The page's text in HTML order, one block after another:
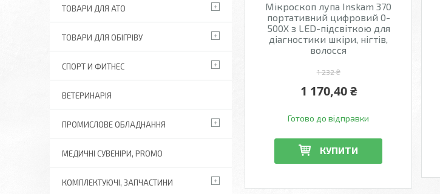
Мікроскоп лупа Inskam 370
портативний цифровий 0-
500X з LED-підсвіткою для
діагностики шкіри, нігтів,
волосся
1 232 ₴
1 170,40 ₴
Готово до відправки
КУПИТИ
ТОВАРИ ДЛЯ АТО
ТОВАРИ ДЛЯ ОБІГРІВУ
СПОРТ И ФИТНЕС
ВЕТЕРИНАРІЯ
ПРОМИСЛОВЕ ОБЛАДНАННЯ
МЕДИЧНІ СУВЕНІРИ, PROMO
КОМПЛЕКТУЮЧІ, ЗАПЧАСТИНИ